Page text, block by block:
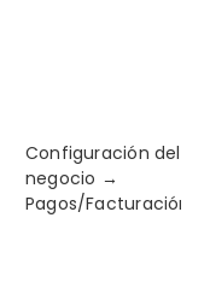
Configuración del
negocio →
Pagos/Facturación